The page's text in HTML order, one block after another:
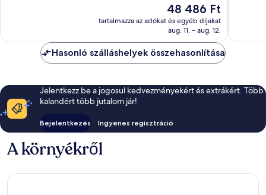
Az
ár
48 486 Ft
48 486 Ft
tartalmazza az adókat és egyéb díjakat
aug. 11. – aug. 12.
Hasonló szálláshelyek összehasonlítása
Jelentkezz be a jogosul kedvezményekért és extrákért. Több
kalandért több jutalom jár!
Bejelentkezés Ingyenes regisztráció
A környékről